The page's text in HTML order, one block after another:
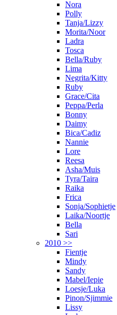
Nora
Polly
Tanja/Lizzy
Morita/Noor
Ladra
Tosca
Bella/Ruby
Lima
Negrita/Kitty
Ruby
Grace/Cita
Peppa/Perla
Bonny
Daimy
Bica/Cadiz
Nannie
Lore
Reesa
Asha/Muis
Tyra/Taira
Raika
Frica
Sonja/Sophietje
Laika/Noortje
Bella
Sari
2010 >>
Fientje
Mindy
Sandy
Mabel/Iepie
Loesje/Luka
Pinon/Sjimmie
Lissy